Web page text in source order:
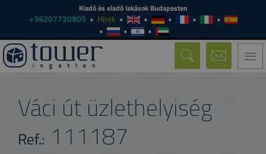
Kiadó és eladó lakások Budapesten
+36207730805 Hírek
Váci út üzlethelyiség
Ref.: 111187